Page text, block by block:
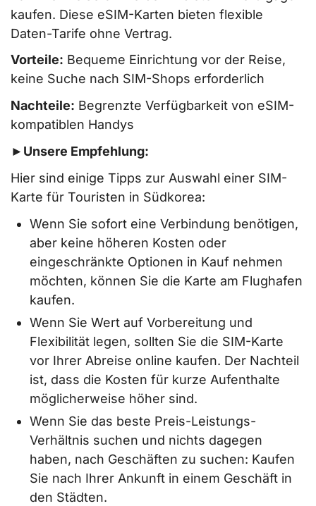
kaufen. Diese eSIM-Karten bieten flexible
Daten-Tarife ohne Vertrag.
Vorteile: Bequeme Einrichtung vor der Reise,
keine Suche nach SIM-Shops erforderlich
Nachteile: Begrenzte Verfügbarkeit von eSIM-
kompatiblen Handys
►Unsere Empfehlung:
Hier sind einige Tipps zur Auswahl einer SIM-
Karte für Touristen in Südkorea:
Wenn Sie sofort eine Verbindung benötigen,
aber keine höheren Kosten oder
eingeschränkte Optionen in Kauf nehmen
möchten, können Sie die Karte am Flughafen
kaufen.
Wenn Sie Wert auf Vorbereitung und
Flexibilität legen, sollten Sie die SIM-Karte
vor Ihrer Abreise online kaufen. Der Nachteil
ist, dass die Kosten für kurze Aufenthalte
möglicherweise höher sind.
Wenn Sie das beste Preis-Leistungs-
Verhältnis suchen und nichts dagegen
haben, nach Geschäften zu suchen: Kaufen
Sie nach Ihrer Ankunft in einem Geschäft in
den Städten.